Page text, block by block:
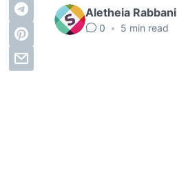
Aletheia Rabbani
0 • 5 min read